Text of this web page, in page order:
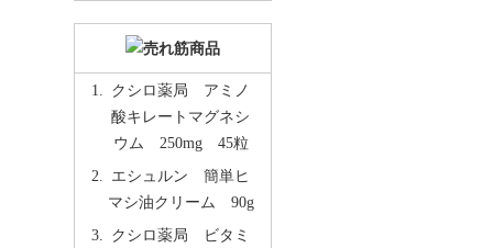
クシロ薬局 アミノ
酸キレートマグネシ
ウム 250mg 45粒
エシュルン 簡単ヒ
マシ油クリーム 90g
クシロ薬局 ビタミ